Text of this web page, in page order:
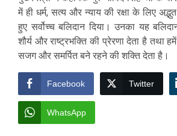
में ही धर्म, सत्य और न्याय की रक्षा के लिए
हुए सर्वोच्च बलिदान दिया। उनका यह
शौर्य और राष्ट्रभक्ति की प्रेरणा देता है तथा
सजग और समर्पित बने रहने की शक्ति देता है।
Facebook Twitter
WhatsApp